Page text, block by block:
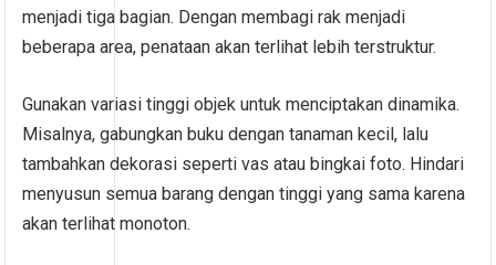
menjadi tiga bagian. Dengan membagi rak menjadi
beberapa area, penataan akan terlihat lebih terstruktur.
Gunakan variasi tinggi objek untuk menciptakan dinamika.
Misalnya, gabungkan buku dengan tanaman kecil, lalu
tambahkan dekorasi seperti vas atau bingkai foto. Hindari
menyusun semua barang dengan tinggi yang sama karena
akan terlihat monoton.